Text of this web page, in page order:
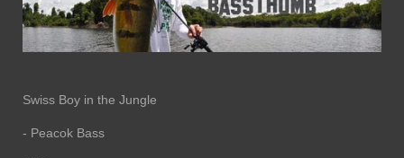
Swiss Boy in the Jungle
- Peacok Bass